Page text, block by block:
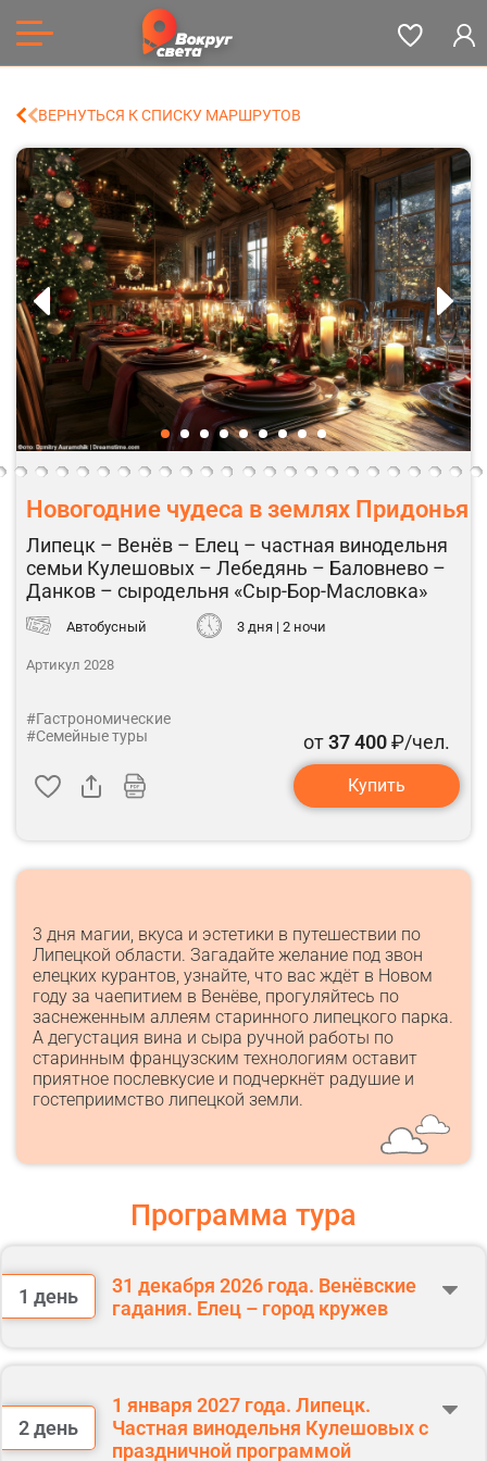
ВЕРНУТЬСЯ К СПИСКУ МАРШРУТОВ
Новогодние чудеса в землях Придонья
Липецк – Венёв – Елец – частная винодельня
семьи Кулешовых – Лебедянь – Баловнево –
Данков – сыродельня «Сыр-Бор-Масловка»
Автобусный 3 дня | 2 ночи
Артикул 2028
#Гастрономические
#Семейные туры
от37 400₽/чел.
Купить
3 дня магии, вкуса и эстетики в путешествии по
Липецкой области. Загадайте желание под звон
елецких курантов, узнайте, что вас ждёт в Новом
году за чаепитием в Венёве, прогуляйтесь по
заснеженным аллеям старинного липецкого парка.
А дегустация вина и сыра ручной работы по
старинным французским технологиям оставит
приятное послевкусие и подчеркнёт радушие и
гостеприимство липецкой земли.
Программа тура
1 день
31 декабря 2026 года. Венёвские
гадания. Елец – город кружев
Встреча у выхода №2, на улице
Посадка в автобус. Переезд в Венёв по платной дороге (160 км).
Путевая информация.
2 день
1 января 2027 года. Липецк.
Частная винодельня Кулешовых с
праздничной программой